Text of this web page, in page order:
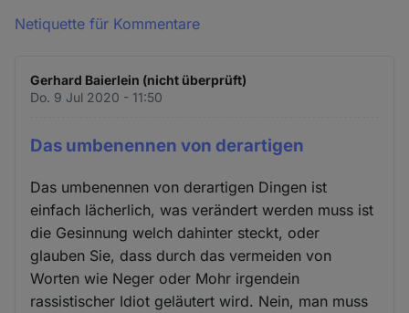
Netiquette für Kommentare
Gerhard Baierlein (nicht überprüft)
Do. 9 Jul 2020 - 11:50
Das umbenennen von derartigen
Das umbenennen von derartigen Dingen ist
einfach lächerlich, was verändert werden muss ist
die Gesinnung welch dahinter steckt, oder
glauben Sie, dass durch das vermeiden von
Worten wie Neger oder Mohr irgendein
rassistischer Idiot geläutert wird. Nein, man muss